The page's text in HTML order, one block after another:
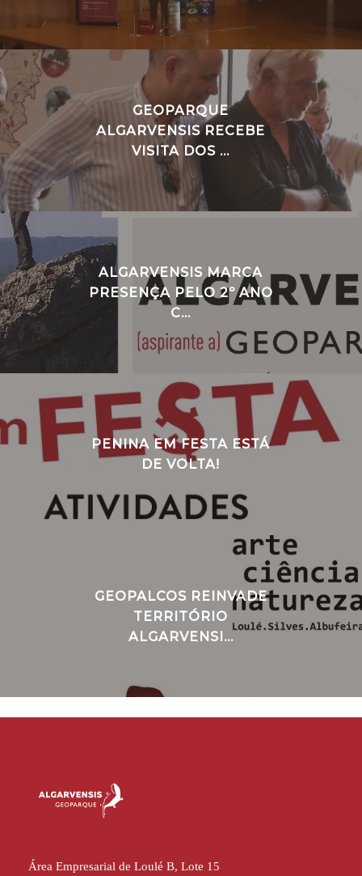
GEOPARQUE
ALGARVENSIS RECEBE
VISITA DOS ...
ALGARVENSIS MARCA
PRESENÇA PELO 2º ANO
C...
PENINA EM FESTA ESTÁ
DE VOLTA!
GEOPALCOS REINVADE
TERRITÓRIO
ALGARVENSI...
Área Empresarial de Loulé B, Lote 15